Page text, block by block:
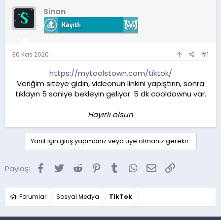
u
y
u
a
ş
a
n
l
a
n
g
a
r
i
h
Sinan
30 Kas 2020 #1
https://mytoolstown.com/tiktok/
Veriğim siteye gidin, videonun linkini yapıştırın, sonra
tıklayın 5 saniye bekleyin geliyor. 5 dk cooldownu var.
Hayırlı olsun
Yanıt için giriş yapmanız veya üye olmanız gerekir.
Paylaş: Facebook
Twitter Reddit Pinterest
Tumblr WhatsApp
E-posta
Forumlar Sosyal Medya TikTok